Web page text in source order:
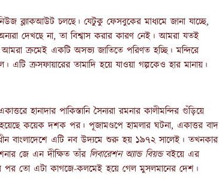
ব্ল্যাকআউট চলছে। যেটুকু ফেসবুকের মাধ্যমে জানা যাচ্ছে,
দেখছে না, তা বিশ্বাস করার কারণ নেই। আমরা যতই
আমরা ক্রমেই একটি অসভ্য জাতিতে পরিণত হচ্ছি। মন্দিরে
এটি ক্রসফায়ারের তামাদি হয়ে যাওয়া গল্পকেও হার মানায়।
হানাদার পাকিস্তানি সৈন্যরা রমনার কালীমন্দির গুঁড়িয়ে
হয়েছে কয়েক দশক পর। পূজামণ্ডপে হামলার ঘটনা, একাত্তর বাদ
বাংলাদেশে এটি নব উদ্যমে শুরু হয় ১৯৭২ সালেই। তখনকার
জে এন দীক্ষিত তাঁর লিবারেশন অ্যান্ড বিয়ন্ডবইয়ে এর
পর তো এটা কাগজে-কলমেই হয়ে গেল মুসলমানের দেশ।